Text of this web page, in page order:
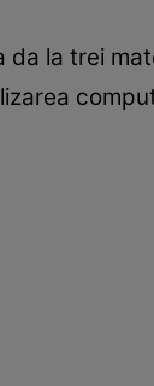
da la trei